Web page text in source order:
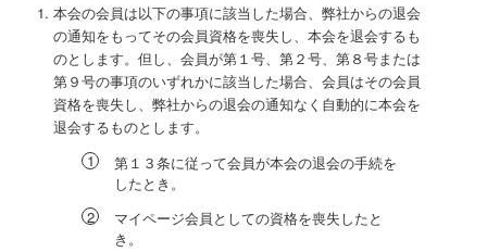
本会の会員は以下の事項に該当した場合、弊社からの退会
の通知をもってその会員資格を喪失し、本会を退会するも
のとします。但し、会員が第１号、第２号、第８号または
第９号の事項のいずれかに該当した場合、会員はその会員
資格を喪失し、弊社からの退会の通知なく自動的に本会を
退会するものとします。
第１３条に従って会員が本会の退会の手続を
したとき。
マイページ会員としての資格を喪失したと
き。